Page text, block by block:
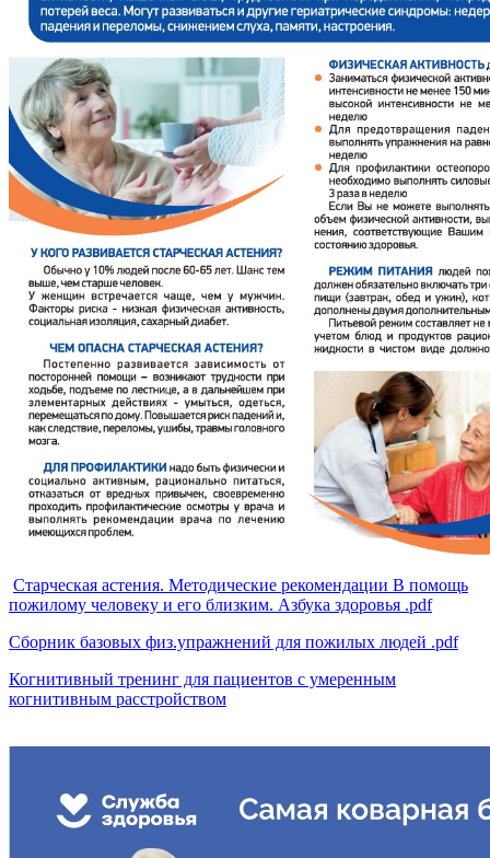
Старческая астения. Методические рекомендации В помощь
пожилому человеку и его близким. Азбука здоровья .pdf
Сборник базовых физ.упражнений для пожилых людей .pdf
Когнитивный тренинг для пациентов с умеренным
когнитивным расстройством